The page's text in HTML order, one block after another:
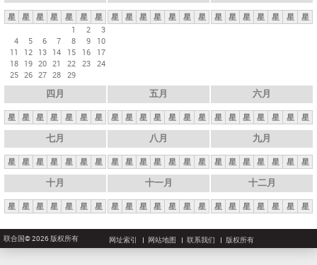
星 星 星 星 星 星
星
1
2
3
4
5 6 7 8 9
10
11
12 13 14 15 16
17
18 19 20 21 22 23 24
25 26 27 28 29
星 星 星 星 星 星 星 星 星 星 星 星 星 星
四月
星 星 星 星 星 星 星
五月
星 星 星 星 星 星 星
六月
星 星 星 星 星 星 星
七月
星 星 星 星 星 星 星
八月
星 星 星 星 星 星 星
九月
星 星 星 星 星 星 星
十月
星 星 星 星 星 星 星
十一月
星 星 星 星 星 星 星
十二月
星 星 星 星 星 星 星
联合国© 2026 版权所有 网址索引 网站地图 联系我们 版权所有